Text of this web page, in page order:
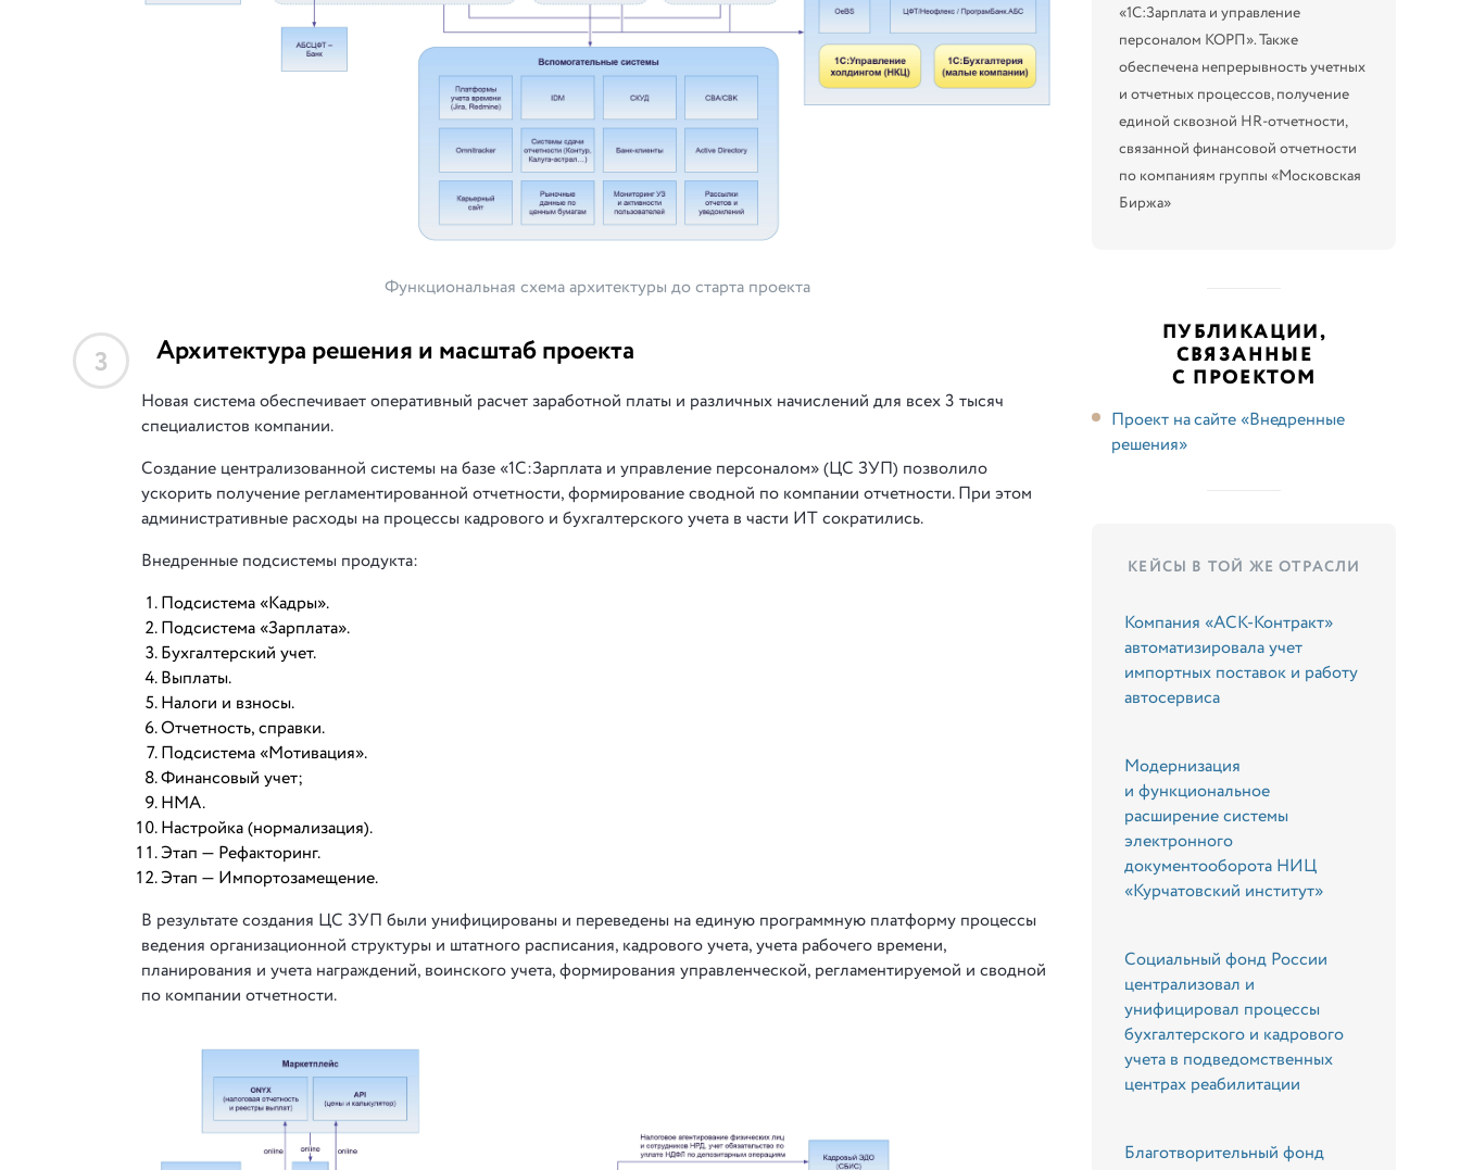
Функциональная схема архитектуры до старта проекта
3 Архитектура решения и масштаб проекта
Новая система обеспечивает оперативный расчет заработной платы и различных начислений для всех 3 тысяч
специалистов компании.
Создание централизованной системы на базе «1С:Зарплата и управление персоналом» (ЦС ЗУП) позволило
ускорить получение регламентированной отчетности, формирование сводной по компании отчетности. При этом
административные расходы на процессы кадрового и бухгалтерского учета в части ИТ сократились.
Внедренные подсистемы продукта:
Подсистема «Кадры».
Подсистема «Зарплата».
Бухгалтерский учет.
Выплаты.
Налоги и взносы.
Отчетность, справки.
Подсистема «Мотивация».
Финансовый учет;
НМА.
Настройка (нормализация).
Этап — Рефакторинг.
Этап — Импортозамещение.
В результате создания ЦС ЗУП были унифицированы и переведены на единую программную платформу процессы
ведения организационной структуры и штатного расписания, кадрового учета, учета рабочего времени,
планирования и учета награждений, воинского учета, формирования управленческой, регламентируемой и сводной
по компании отчетности.
«1С:Зарплата и управление
персоналом КОРП». Также
обеспечена непрерывность учетных
и отчетных процессов, получение
единой сквозной HR-отчетности,
связанной финансовой отчетности
по компаниям группы «Московская
Биржа»
ПУБЛИКАЦИИ,
СВЯЗАННЫЕ
С ПРОЕКТОМ
Проект на сайте «Внедренные
решения»
КЕЙСЫ В ТОЙ ЖЕ ОТРАСЛИ
Компания «АСК-Контракт»
автоматизировала учет
импортных поставок и работу
автосервиса
Модернизация
и функциональное
расширение системы
электронного
документооборота НИЦ
«Курчатовский институт»
Социальный фонд России
централизовал и
унифицировал процессы
бухгалтерского и кадрового
учета в подведомственных
центрах реабилитации
Благотворительный фонд